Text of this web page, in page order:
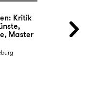
Kritik
Master
of Arts
Hochschule